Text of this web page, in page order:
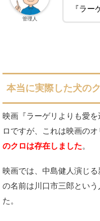
『ラー
管理人
本当に実際した犬の
映画『ラーゲリよりも愛
ロですが、これは映画のオ
のクロは存在しました。
映画では、中島健人演じ
の名前は川口市三郎とい
た。